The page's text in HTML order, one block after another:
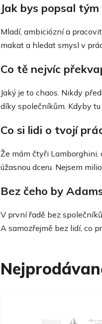
Jak bys popsal
Mladí, ambiciózní a
makat a hledat smysl v
Co tě nejvíc
Jaký je to chaos. Nikdy
díky společníkům. Kdyby tu
Co si lidi o tvojí
Že mám čtyři Lamborghini,
úžasnou dceru. Nejsem
Bez čeho by
V první řadě bez
A samozřejmě bez lidí, co